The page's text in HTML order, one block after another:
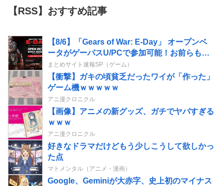
【RSS】おすすめ記事
【8/6】「Gears of War: E-Day」 オープンベ
ータがゲーパスU/PCで参加可能！お前らも落
とそうぜ！
まとめサイト速報SP（ゲーム）
【衝撃】ガキの頃貧乏だったワイが「作った」
ゲーム機ｗｗｗｗｗ
アニ漫クロニクル
【画像】アニメの新グッズ、ガチでヤバすぎる
ｗｗｗ
アニ漫クロニクル
好きなドラマだけどもう少しこうして欲しかっ
た点
マトメンタル（アニメ・漫画）
Google、Geminiが大赤字、史上初のマイナス